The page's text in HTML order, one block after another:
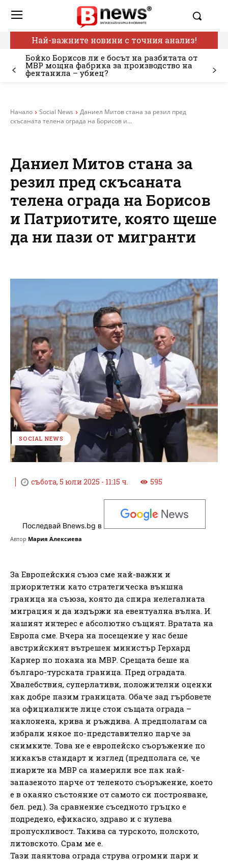
Най-важните новини с точния анализ!
Бойко Борисов ли е босът на разбитата от
МВР мощна фабрика за производство на
фентанила – убиец?
Начало Social News
Даниел Митов стана за резил пред
скъсаната телена ограда на Борисов и...
Даниел Митов стана за
резил пред скъсаната
телена ограда на Борисов
и Патриотите, която щеше
да ни пази от мигранти
SOCIAL NEWS
събота, 5 юли 2025 - 11:15 ч. 595
Последвай Bnews.bg в
Автор Мария Алексиева
За Европейския съюз сме най-важни и
приоритетни като стратегическа външна
граница на съюза, която да спира нелегалната
миграция и да издържи на евентуална вълна. И
нашият интерес е абсолютно същият. Вратата на
Европа сме. Вчера на посещение у нас беше
австрийският вътрешен министър Герхард
Карнер по покана на МВР. Срещата беше на
българо-турската граница. Пред оградата.
Хвалебствия, суперлативи, положителни оценки
как добре пазим границата. Обаче зад гърбовете
на официалните лице стои същата ограда –
наклонена, крива и ръждива. А предполагам са
избрали някое по-представително парче за
снимките. Това не е европейско съоръжение по
никакъв стандарт и изглед (предполага се, че
пиарите на МВР са намерили все пак най-
запазеното парче от теленото съоръжение, което
е в окаяно състояние от самото си построяване,
бел. ред.). За сравнение съседното гръцко е
подредено, ефикасно, здраво и с нулева
пропускливост. Такива са турското, полското,
литовското. Срам ме е.
Тази паянтова ограда струва огромни пари и